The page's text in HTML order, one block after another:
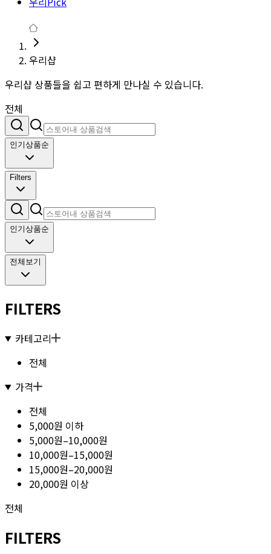
우리샵
우리샵 상품들을 쉽고 편하게 만나실 수 있습니다.
전체
인기상품순
Filters
인기상품순
전체보기
FILTERS
카테고리
전체
가격
전체
5,000원 이하
5,000원–10,000원
10,000원–15,000원
15,000원–20,000원
20,000원 이상
전체
FILTERS